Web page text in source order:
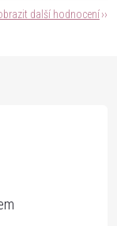
další hodnocení